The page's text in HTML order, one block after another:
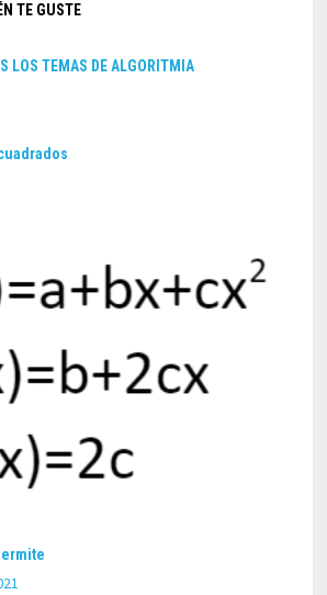
TE GUSTE
LOS TEMAS DE ALGORITMIA